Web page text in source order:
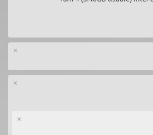
×
×
×